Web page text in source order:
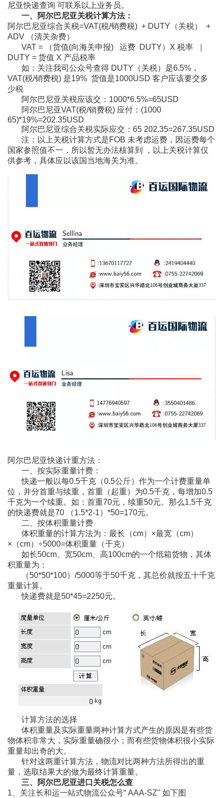
尼亚快递查询 可联系以上业务员。
一、阿尔巴尼亚关税计算方法：
阿尔巴尼亚综合关税=VAT(税/销费税) + DUTY（关税） +
ADV （清关杂费）
VAT = （货值(向海关申报) 运费 DUTY）X 税率 ｜
DUTY = 货值 X 产品税率
如：关注我司公众号查得 DUTY（关税）是6.5%，
VAT(税/销费税) 是19% 货值是1000USD 客户应该要交多
少税
阿尔巴尼亚关税应该交：1000*6.5%=65USD
阿尔巴尼亚VAT(税/销费税) 应付：(1000
65)*19%=202.35USD
阿尔巴尼亚综合关税实际应交：65 202.35=267.35USD
注：以上关税计算方式是FOB 未考虑运费，因运费每个
国家参照值不一，所以暂无办法核算到 ，以上关税计算仅
供参考，具体应以该国当地海关为准。
阿尔巴尼亚快递计重方法：
一、按实际重量计费：
快递一般以每0.5千克（0.5公斤）作为一个计费重量单
位，并分首重与续重，首重（起重）为0.5千克，每增加0.5
千克为一个续重。如：首重70元，续重50元。那么1.5千克
的快递费就是70 （1.5*2-1）*50=170元。
二、按体积重量计费
体积重量的计算方法为：最长（cm）×最宽（cm）
×（cm）÷5000=体积重量（千克）
如长50cm、宽50cm、高100cm的一个纸箱货物，其体
积重量为：
（50*50*100）/5000等于50千克，其总价就按五十千克
重量计算。
快递费就是50*45=2250元。
计算方法的选择
体积重量及实际重量两种计算方式产生的原因是有些货
物体积非常大，实际重量确很小；而有些货物体积很小实际
重量却出奇的大。
针对这两重计算方法，物流对比两种方法所得出的重
量，选取结果大的做为最终计算重量。
三、阿尔巴尼亚进口关税怎么查
1、关注长和运一站式物流公众号“ AAA-SZ" 如下图